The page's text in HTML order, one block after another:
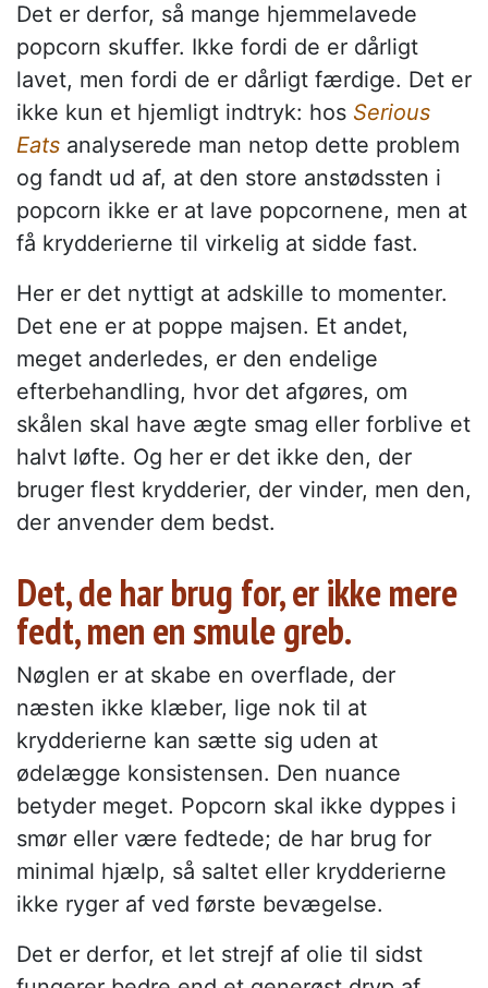
Det er derfor, så mange hjemmelavede
popcorn skuffer. Ikke fordi de er dårligt
lavet, men fordi de er dårligt færdige. Det er
ikke kun et hjemligt indtryk: hos Serious
Eats analyserede man netop dette problem
og fandt ud af, at den store anstødssten i
popcorn ikke er at lave popcornene, men at
få krydderierne til virkelig at sidde fast.
Her er det nyttigt at adskille to momenter.
Det ene er at poppe majsen. Et andet,
meget anderledes, er den endelige
efterbehandling, hvor det afgøres, om
skålen skal have ægte smag eller forblive et
halvt løfte. Og her er det ikke den, der
bruger flest krydderier, der vinder, men den,
der anvender dem bedst.
Det, de har brug for, er ikke mere
fedt, men en smule greb.
Nøglen er at skabe en overflade, der
næsten ikke klæber, lige nok til at
krydderierne kan sætte sig uden at
ødelægge konsistensen. Den nuance
betyder meget. Popcorn skal ikke dyppes i
smør eller være fedtede; de har brug for
minimal hjælp, så saltet eller krydderierne
ikke ryger af ved første bevægelse.
Det er derfor, et let strejf af olie til sidst